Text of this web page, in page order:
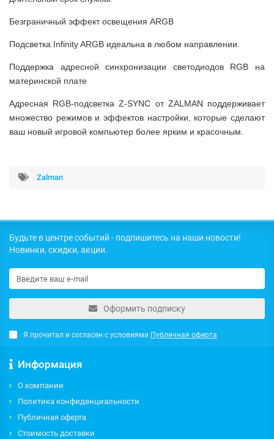
Безграничный эффект освещения ARGB
Подсветка Infinity ARGB идеальна в любом направлении.
Поддержка адресной синхронизации светодиодов RGB на
материнской плате
Адресная RGB-подсветка Z-SYNC от ZALMAN поддерживает
множество режимов и эффектов настройки, которые сделают
ваш новый игровой компьютер более ярким и красочным.
Zalman
Будьте в центре событий - подпишитесь на наши новости!
Новинки, скидки, акции.
Оформить подписку
Я прочитал и согласен с условиями Публичная оферта
Информация
О компании
Политика конфиденциальности
Публичная оферта
Стоимость доставки